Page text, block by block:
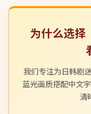
为什么选择
我们专注为日韩剧
蓝光画质搭配中文
清